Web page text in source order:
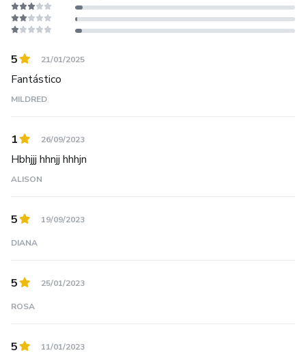
5 21/01/2025
Fantástico
MILDRED
1 26/09/2023
Hbhjjj hhnjj hhhjn
ALISON
5 19/09/2023
DIANA
5 25/01/2023
ROSA
5 11/01/2023